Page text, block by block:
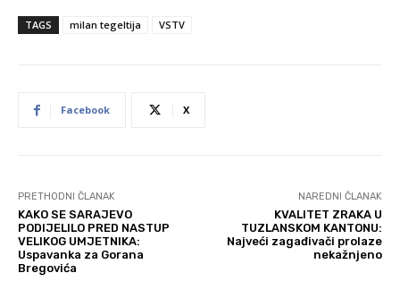
TAGS milan tegeltija VSTV
Facebook X
PRETHODNI ČLANAK
KAKO SE SARAJEVO
PODIJELILO PRED NASTUP
VELIKOG UMJETNIKA:
Uspavanka za Gorana
Bregovića
NAREDNI ČLANAK
KVALITET ZRAKA U
TUZLANSKOM KANTONU:
Najveći zagađivači prolaze
nekažnjeno